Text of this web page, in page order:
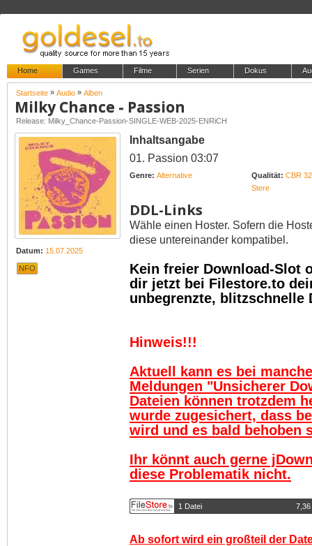
Home Games Filme Serien Dokus
Startseite » Audio » Alben
Milky Chance - Passion
Release: Milky_Chance-Passion-SINGLE-WEB-2025-ENRiCH
Datum: 15.07.2025
NFO
Inhaltsangabe
01. Passion 03:07
Genre: Alternative Qualität: CBR
Stere
DDL-Links
Wähle einen Hoster. Sofern die
diese untereinander kompatibel.
Kein freier Download-Slot
dir jetzt bei Filestore.to
unbegrenzte, blitzschnelle
Hinweis!!!
Aktuell kann es bei
Meldungen "Unsicherer
Dateien können trotzdem
wurde zugesichert, dass
wird und es bald behoben
Ihr könnt auch gerne
diese Problematik nicht.
1 Datei 7,36
Ab sofort wird ein großteil der